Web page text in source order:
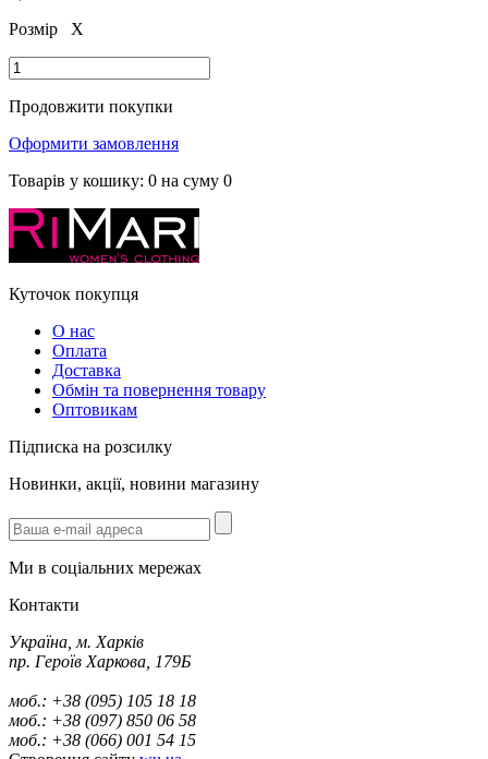
Розмір
X
Продовжити покупки
Оформити замовлення
Товарів у кошику: 0 на суму 0
Куточок покупця
О нас
Оплата
Доставка
Обмін та повернення товару
Оптовикам
Підписка на розсилку
Новинки, акції, новини магазину
Ми в соціальних мережах
Контакти
Україна, м. Харків
пр. Героїв Харкова, 179Б
моб.: +38 (095) 105 18 18
моб.: +38 (097) 850 06 58
моб.: +38 (066) 001 54 15